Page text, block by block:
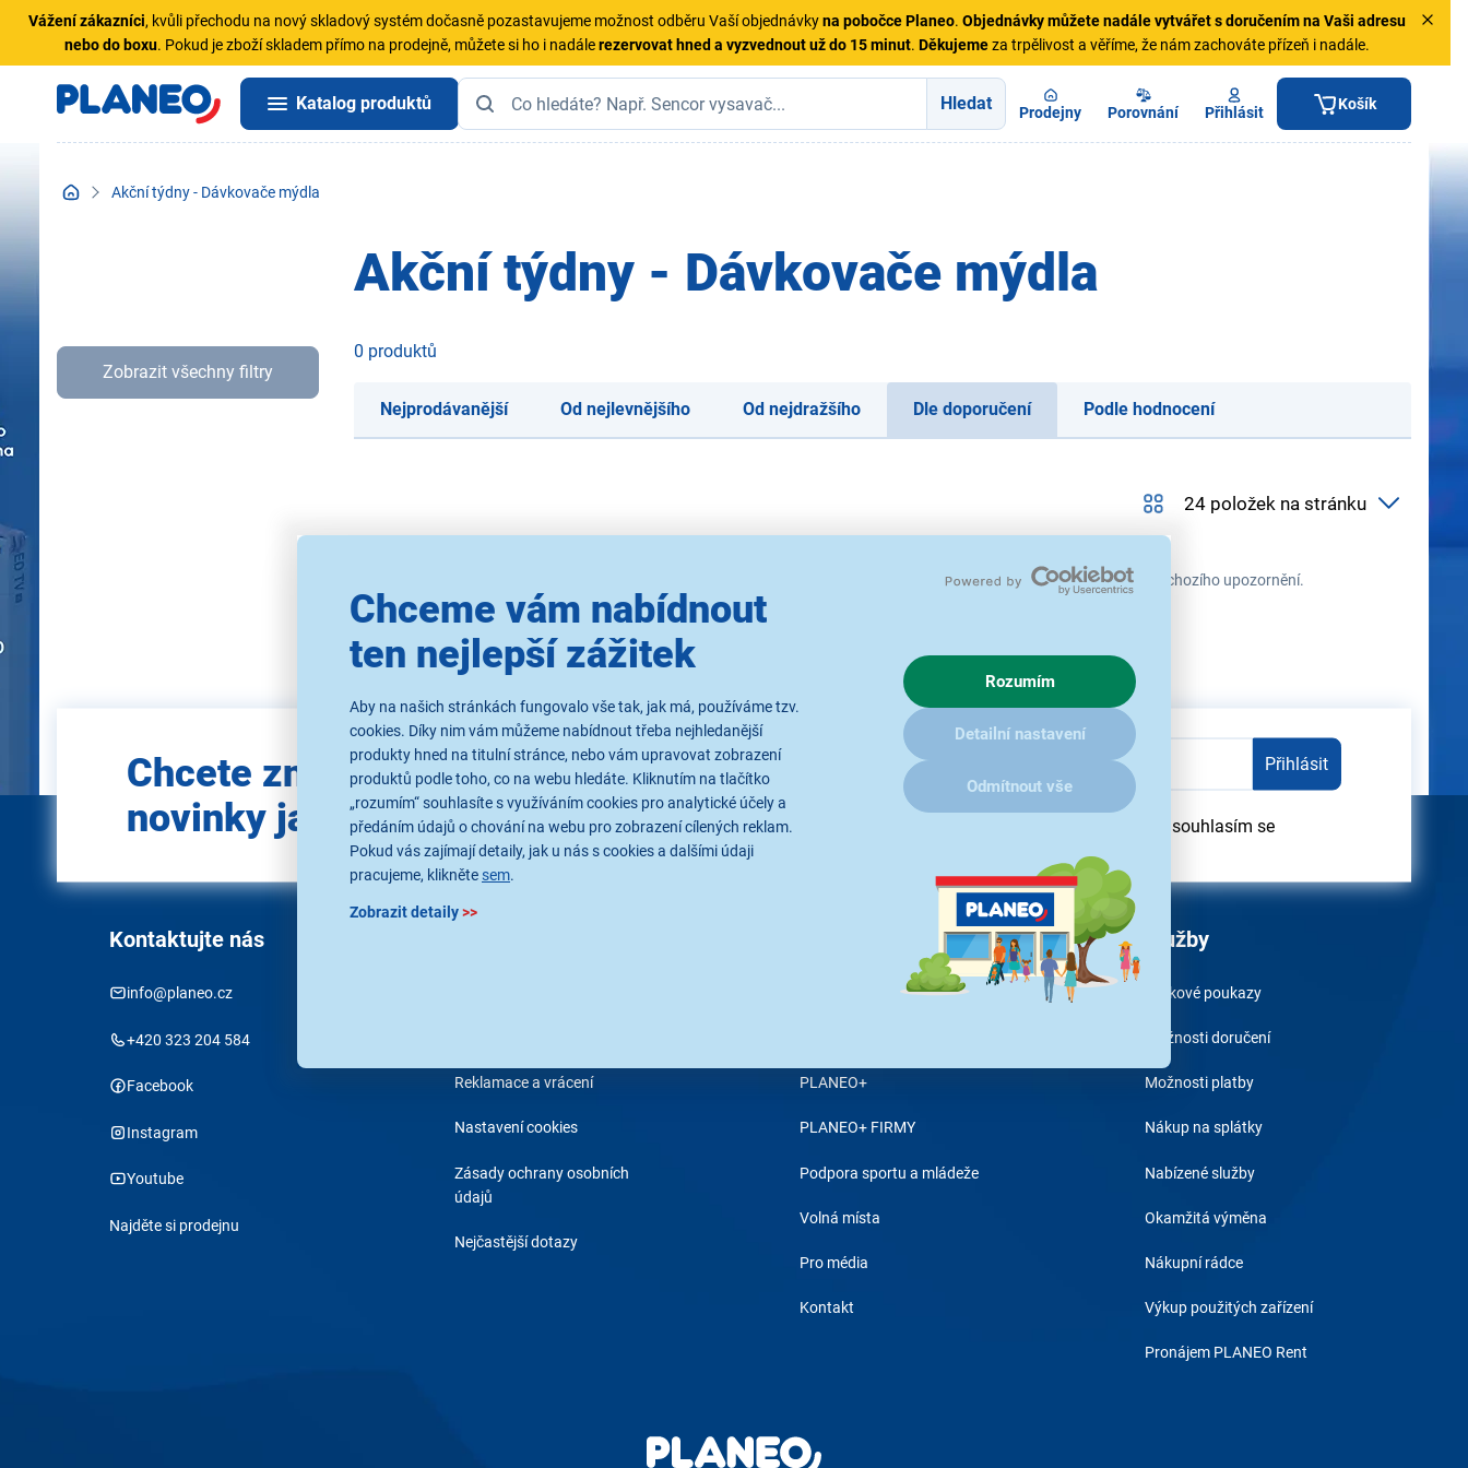
Chceme vám nabídnout
ten nejlepší zážitek
Aby na našich stránkách fungovalo vše tak, jak má, používáme tzv.
cookies. Díky nim vám můžeme nabídnout třeba nejhledanější
produkty hned na titulní stránce, nebo vám upravovat zobrazení
produktů podle toho, co na webu hledáte. Kliknutím na tlačítko
„rozumím“ souhlasíte s využíváním cookies pro analytické účely a
předáním údajů o chování na webu pro zobrazení cílených reklam.
Pokud vás zajímají detaily, jak u nás s cookies a dalšími údaji
pracujeme, klikněte sem.
Zobrazit detaily>>
Rozumím
Detailní nastavení
Odmítnout vše
Vážení zákazníci, kvůli přechodu na nový skladový systém dočasně pozastavujeme možnost odběru Vaší objednávkyna pobočce Planeo. Objednávkymůžete nadále vytvářet s doručením na Vaši adresu
nebo do boxu. Pokud je zboží skladem přímo na prodejně, můžete si ho i nadálerezervovat hned a vyzvednout už do 15 minut. Děkujemeza trpělivost a věříme, že nám zachováte přízeň i nadále.
Katalog produktů Hledat Prodejny Porovnání Přihlásit Košík
Akční týdny - Dávkovače mýdla
Akční týdny - Dávkovače mýdla
Zobrazit všechny filtry
0 produktů
Nejprodávanější Od nejlevnějšího Od nejdražšího Dle doporučení Podle hodnocení
Použité obrázky jsou pouze ilustrativní a technické specifikace se mohou v průběhu času změnit bez předchozího upozornění.
e-mail
Chcete znát všechny
novinky jako první?
Rádi bychom vám posílali naše
akce a jedinečné slevy. Stačí zadat
váš e-mail a je to.
Přihlásit
Přihlášením k odběru obchodních sdělení souhlasím se
Kontaktujte nás
info@planeo.cz
+420 323 204 584
Facebook
Instagram
Youtube
Najděte si prodejnu
Reklamace a vrácení
Nastavení cookies
Zásady ochrany osobních
údajů
Nejčastější dotazy
PLANEO+
PLANEO+ FIRMY
Podpora sportu a mládeže
Volná místa
Pro média
Kontakt
Služby
Dárkové poukazy
Možnosti doručení
Možnosti platby
Nákup na splátky
Nabízené služby
Okamžitá výměna
Nákupní rádce
Výkup použitých zařízení
Pronájem PLANEO Rent